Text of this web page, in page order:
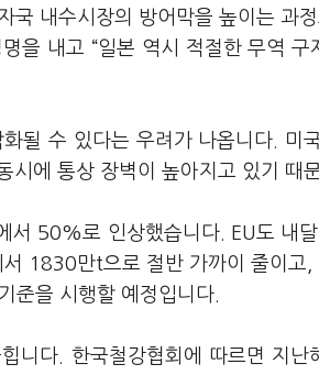
내수시장의 방어막을 높이는 과정
을 내고 “일본 역시 적절한 무역 구
될 수 있다는 우려가 나옵니다. 미
에 통상 장벽이 높아지고 있기 때
서 50%로 인상했습니다. EU도 내
1830만t으로 절반 가까이 줄이고,
준을 시행할 예정입니다.
니다. 한국철강협회에 따르면 지난